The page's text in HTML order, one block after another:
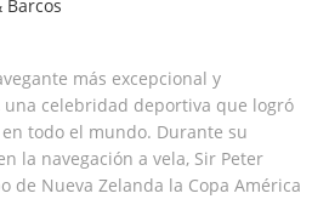
Barcos
más excepcional y
celebridad deportiva que logró
todo el mundo. Durante su
la navegación a vela, Sir Peter
de Nueva Zelanda la Copa América